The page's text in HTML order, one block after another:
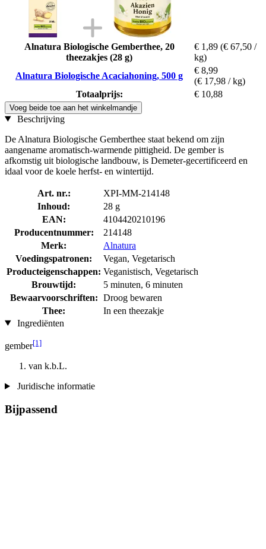
Alnatura Biologische Gemberthee, 20
theezakjes (28 g)
€ 1,89 (€ 67,50 /
kg)
Alnatura Biologische Acaciahoning, 500 g
€ 8,99
(€ 17,98 / kg)
Totaalprijs:
€ 10,88
Voeg beide toe aan het winkelmandje
Beschrijving
De Alnatura Biologische Gemberthee staat bekend om zijn
aangename aromatisch-warmende pittigheid. De gember is
afkomstig uit biologische landbouw, is Demeter-gecertificeerd en
idaal voor de koele herfst- en wintertijd.
Art. nr.:
XPI-MM-214148
Inhoud:
28 g
EAN:
4104420210196
Producentnummer:
214148
Merk:
Alnatura
Voedingspatronen:
Vegan, Vegetarisch
Producteigenschappen: Veganistisch, Vegetarisch
Brouwtijd:
5 minuten, 6 minuten
Bewaarvoorschriften: Droog bewaren
Thee:
In een theezakje
Ingrediënten
gember[1]
van k.b.L.
Juridische informatie
Bijpassend